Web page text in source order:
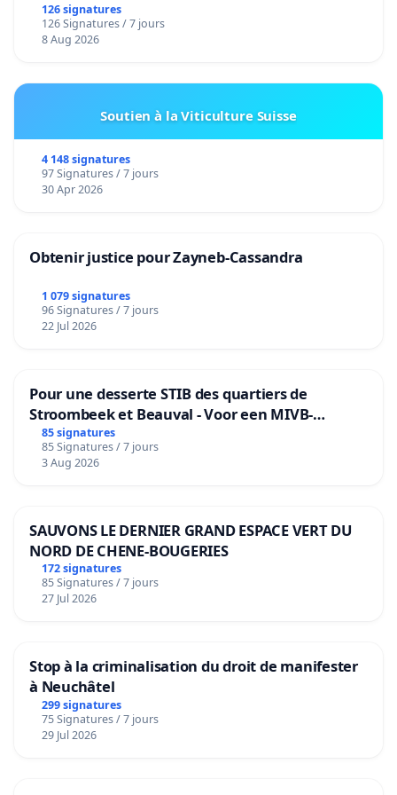
126 signatures
126 Signatures / 7 jours
8 Aug 2026
Soutien à la Viticulture Suisse
4 148 signatures
97 Signatures / 7 jours
30 Apr 2026
Obtenir justice pour Zayneb-Cassandra
1 079 signatures
96 Signatures / 7 jours
22 Jul 2026
Pour une desserte STIB des quartiers de
Stroombeek et Beauval - Voor een MIVB-
bediening van de wijken Strombeek en Het
Voor
85 signatures
85 Signatures / 7 jours
3 Aug 2026
SAUVONS LE DERNIER GRAND ESPACE VERT DU
NORD DE CHENE-BOUGERIES
172 signatures
85 Signatures / 7 jours
27 Jul 2026
Stop à la criminalisation du droit de manifester
à Neuchâtel
299 signatures
75 Signatures / 7 jours
29 Jul 2026